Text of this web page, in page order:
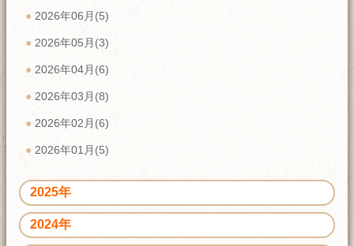
2026年06月(5)
2026年05月(3)
2026年04月(6)
2026年03月(8)
2026年02月(6)
2026年01月(5)
2025年
2024年